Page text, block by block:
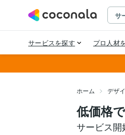
ホーム デザ
低価格
サービス